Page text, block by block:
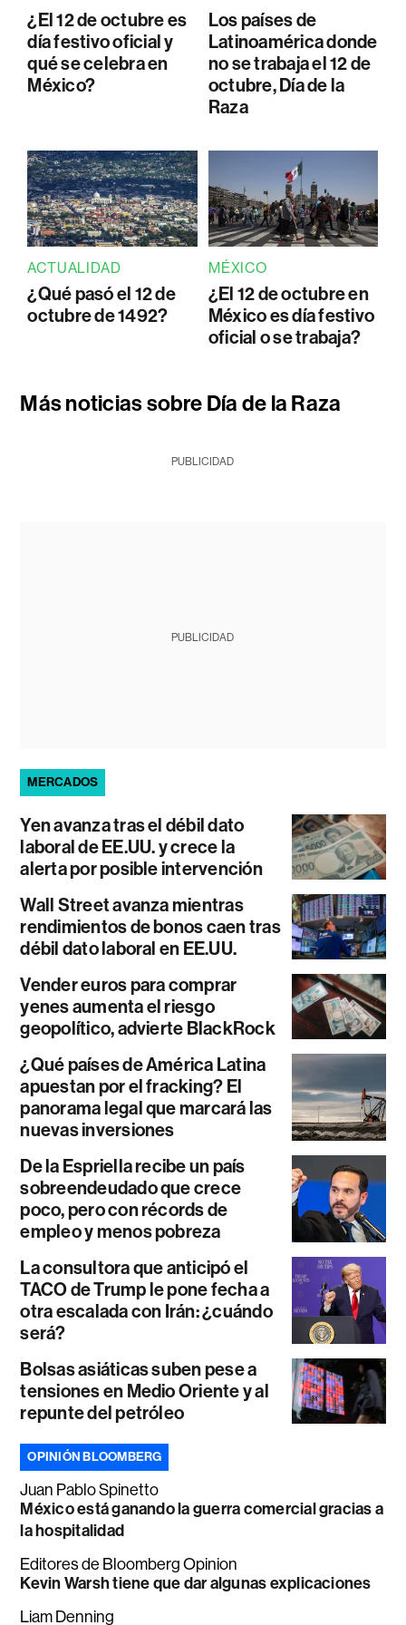
¿El 12 de octubre es
día festivo oficial y
qué se celebra en
México?
Los países de
Latinoamérica donde
no se trabaja el 12 de
octubre, Día de la
Raza
ACTUALIDAD
¿Qué pasó el 12 de
octubre de 1492?
MÉXICO
¿El 12 de octubre en
México es día festivo
oficial o se trabaja?
Más noticias sobre Día de la Raza
PUBLICIDAD
PUBLICIDAD
MERCADOS
Yen avanza tras el débil dato
laboral de EE.UU. y crece la
alerta por posible intervención
Wall Street avanza mientras
rendimientos de bonos caen tras
débil dato laboral en EE.UU.
Vender euros para comprar
yenes aumenta el riesgo
geopolítico, advierte BlackRock
¿Qué países de América Latina
apuestan por el fracking? El
panorama legal que marcará las
nuevas inversiones
De la Espriella recibe un país
sobreendeudado que crece
poco, pero con récords de
empleo y menos pobreza
La consultora que anticipó el
TACO de Trump le pone fecha a
otra escalada con Irán: ¿cuándo
será?
Bolsas asiáticas suben pese a
tensiones en Medio Oriente y al
repunte del petróleo
OPINIÓN BLOOMBERG
Juan Pablo Spinetto
México está ganando la guerra comercial gracias a
la hospitalidad
Editores de Bloomberg Opinion
Kevin Warsh tiene que dar algunas explicaciones
Liam Denning